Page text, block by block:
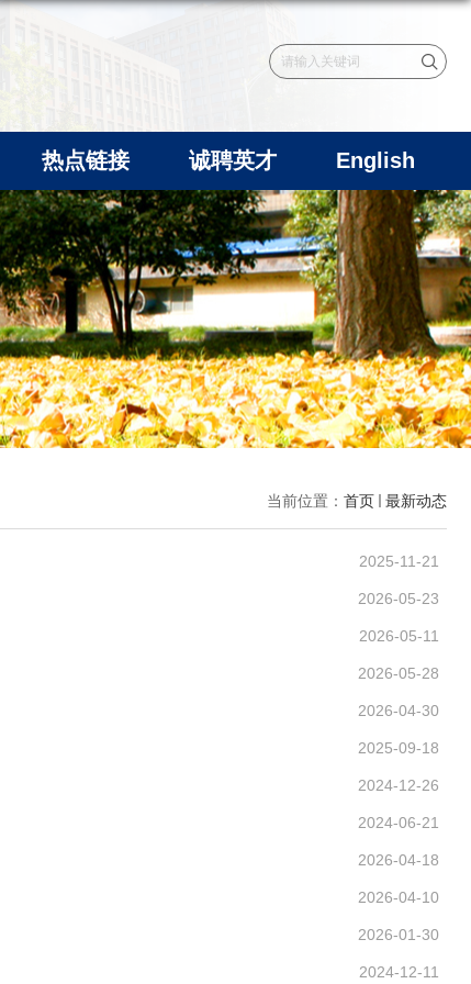
热点链接 诚聘英才 English
当前位置： 首页 最新动态
2025-11-21
2026-05-23
2026-05-11
2026-05-28
2026-04-30
2025-09-18
2024-12-26
2024-06-21
2026-04-18
2026-04-10
2026-01-30
2024-12-11